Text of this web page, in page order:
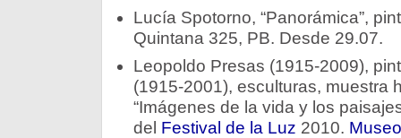
Lucía Spotorno, “Panorámica”,
Quintana 325, PB. Desde 29.07.
Leopoldo Presas (1915-2009),
(1915-2001), esculturas, muestra
“Imágenes de la vida y los
del Festival de la Luz 2010.